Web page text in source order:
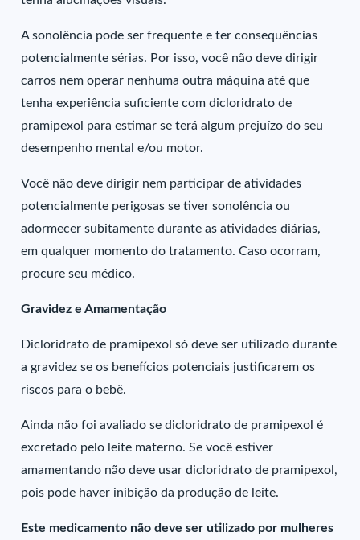
A sonolência pode ser frequente e ter consequências
potencialmente sérias. Por isso, você não deve dirigir
carros nem operar nenhuma outra máquina até que
tenha experiência suficiente com dicloridrato de
pramipexol para estimar se terá algum prejuízo do seu
desempenho mental e/ou motor.
Você não deve dirigir nem participar de atividades
potencialmente perigosas se tiver sonolência ou
adormecer subitamente durante as atividades diárias,
em qualquer momento do tratamento. Caso ocorram,
procure seu médico.
Gravidez e Amamentação
Dicloridrato de pramipexol só deve ser utilizado durante
a gravidez se os benefícios potenciais justificarem os
riscos para o bebê.
Ainda não foi avaliado se dicloridrato de pramipexol é
excretado pelo leite materno. Se você estiver
amamentando não deve usar dicloridrato de pramipexol,
pois pode haver inibição da produção de leite.
Este medicamento não deve ser utilizado por mulheres